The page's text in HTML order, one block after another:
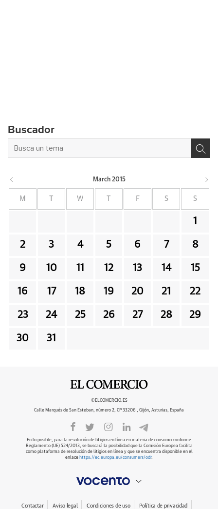
Buscador
March 2015
M W F S S
1
2 3 4 5 6 7 8
9 10 11 12 13 14 15
16 17 18 19 20 21 22
23 24 25 26 27 28 29
30 31
©ELCOMERCIO.ES
Calle Marqués de San Esteban, número 2, CP 33206 , Gijón, Asturias, España
En lo posible, para la resolución de litigios en línea en materia de consumo conforme
Reglamento (UE) 524/2013, se buscará la posibilidad que la Comisión Europea facilita
como plataforma de resolución de litigios en línea y que se encuentra disponible en el
enlace https://ec.europa.eu/consumers/odr.
Contactar Aviso legal Condiciones de uso Política de privacidad